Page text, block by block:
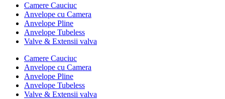
Camere Cauciuc
Anvelope cu Camera
Anvelope Pline
Anvelope Tubeless
Valve & Extensii valva
Camere Cauciuc
Anvelope cu Camera
Anvelope Pline
Anvelope Tubeless
Valve & Extensii valva